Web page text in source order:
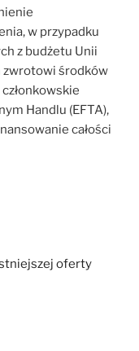
w przypadku
z budżetu Unii
zwrotowi środków
Handlu (EFTA),
całości
oferty